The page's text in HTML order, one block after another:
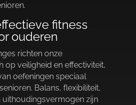
fitness
ouderen
richten onze
op veiligheid en effectiviteit,
oefeningen speciaal
Balans, flexibiliteit,
uithoudingsvermogen zijn